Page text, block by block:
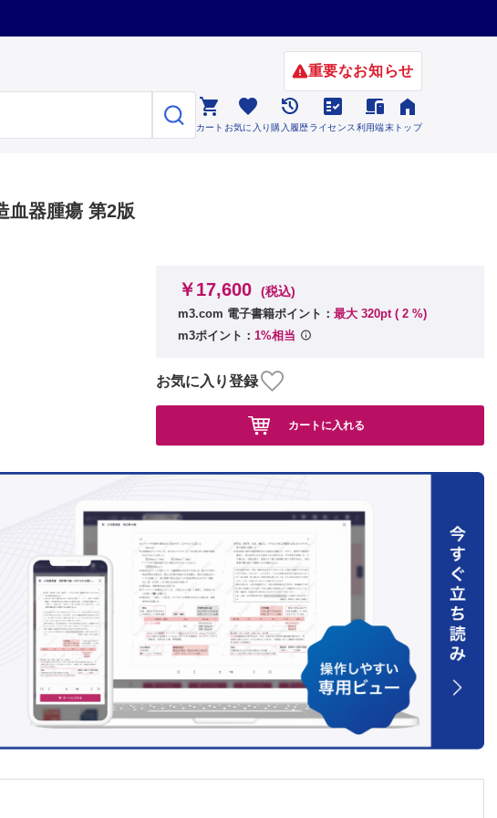
重要なお知らせ

カート

お気に入り

購入履歴

ライセンス

利用端末

トップ
血器腫瘍 第2版
成腫瘍
病
￥17,600 (税込)
m3.com 電子書籍ポイント： 最大 320pt ( 2 %)
m3ポイント： 1%相当
お気に入り登録
カートに入れる